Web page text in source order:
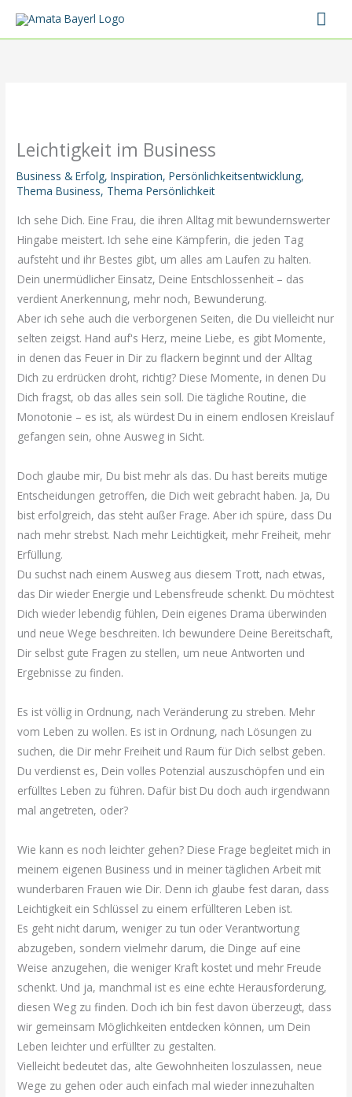
Inhalt
Leichtigkeit im Business
Business & Erfolg,Inspiration,Persönlichkeitsentwicklung,
Thema Business, Thema Persönlichkeit
Ich sehe Dich. Eine Frau, die ihren Alltag mit bewundernswerter
Hingabe meistert. Ich sehe eine Kämpferin, die jeden Tag
aufsteht und ihr Bestes gibt, um alles am Laufen zu halten.
Dein unermüdlicher Einsatz, Deine Entschlossenheit – das
verdient Anerkennung, mehr noch, Bewunderung.
Aber ich sehe auch die verborgenen Seiten, die Du vielleicht nur
selten zeigst. Hand auf's Herz, meine Liebe, es gibt Momente,
in denen das Feuer in Dir zu flackern beginnt und der Alltag
Dich zu erdrücken droht, richtig? Diese Momente, in denen Du
Dich fragst, ob das alles sein soll. Die tägliche Routine, die
Monotonie – es ist, als würdest Du in einem endlosen Kreislauf
gefangen sein, ohne Ausweg in Sicht.
Doch glaube mir, Du bist mehr als das. Du hast bereits mutige
Entscheidungen getroffen, die Dich weit gebracht haben. Ja, Du
bist erfolgreich, das steht außer Frage. Aber ich spüre, dass Du
nach mehr strebst. Nach mehr Leichtigkeit, mehr Freiheit, mehr
Erfüllung.
Du suchst nach einem Ausweg aus diesem Trott, nach etwas,
das Dir wieder Energie und Lebensfreude schenkt. Du möchtest
Dich wieder lebendig fühlen, Dein eigenes Drama überwinden
und neue Wege beschreiten. Ich bewundere Deine Bereitschaft,
Dir selbst gute Fragen zu stellen, um neue Antworten und
Ergebnisse zu finden.
Es ist völlig in Ordnung, nach Veränderung zu streben. Mehr
vom Leben zu wollen. Es ist in Ordnung, nach Lösungen zu
suchen, die Dir mehr Freiheit und Raum für Dich selbst geben.
Du verdienst es, Dein volles Potenzial auszuschöpfen und ein
erfülltes Leben zu führen. Dafür bist Du doch auch irgendwann
mal angetreten, oder?
Wie kann es noch leichter gehen? Diese Frage begleitet mich in
meinem eigenen Business und in meiner täglichen Arbeit mit
wunderbaren Frauen wie Dir. Denn ich glaube fest daran, dass
Leichtigkeit ein Schlüssel zu einem erfüllteren Leben ist.
Es geht nicht darum, weniger zu tun oder Verantwortung
abzugeben, sondern vielmehr darum, die Dinge auf eine
Weise anzugehen, die weniger Kraft kostet und mehr Freude
schenkt. Und ja, manchmal ist es eine echte Herausforderung,
diesen Weg zu finden. Doch ich bin fest davon überzeugt, dass
wir gemeinsam Möglichkeiten entdecken können, um Dein
Leben leichter und erfüllter zu gestalten.
Vielleicht bedeutet das, alte Gewohnheiten loszulassen, neue
Wege zu gehen oder auch einfach mal wieder innezuhalten